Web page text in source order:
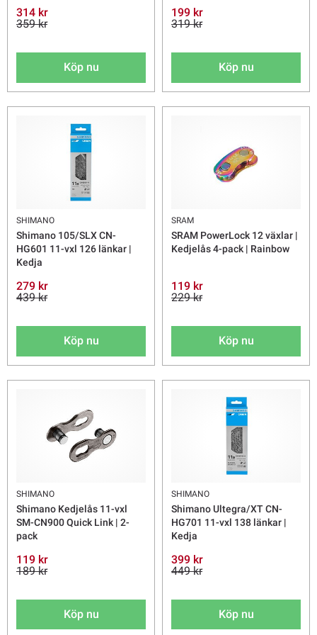
314 kr
359 kr
Köp nu
199 kr
319 kr
Köp nu
SHIMANO
Shimano 105/SLX CN-
HG601 11-vxl 126 länkar |
Kedja
279 kr
439 kr
Köp nu
SRAM
SRAM PowerLock 12 växlar |
Kedjelås 4-pack | Rainbow
119 kr
229 kr
Köp nu
SHIMANO
Shimano Kedjelås 11-vxl
SM-CN900 Quick Link | 2-
pack
119 kr
189 kr
Köp nu
SHIMANO
Shimano Ultegra/XT CN-
HG701 11-vxl 138 länkar |
Kedja
399 kr
449 kr
Köp nu